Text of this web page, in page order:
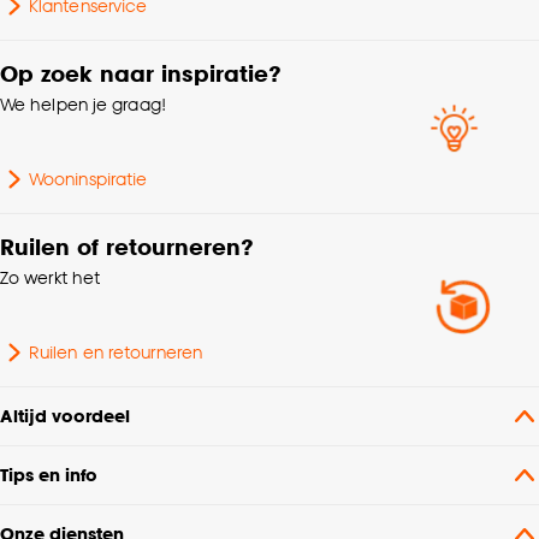
Bediening
Breedte
Metrage (cm)
Klantenservice
Op zoek naar inspiratie?
We helpen je graag!
Wooninspiratie
Ruilen of retourneren?
Zo werkt het
Ruilen en retourneren
Altijd voordeel
Tips en info
Onze diensten